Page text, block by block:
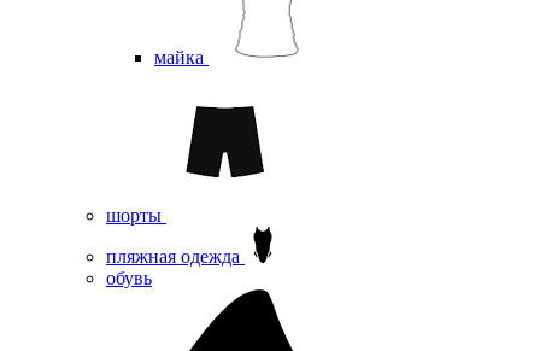
майка
шорты
пляжная одежда
oбувь